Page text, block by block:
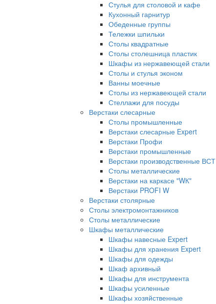
Стулья для столовой и кафе
Кухонный гарнитур
Обеденные группы
Тележки шпильки
Столы квадратные
Столы столешница пластик
Шкафы из нержавеющей стали
Столы и стулья эконом
Ванны моечные
Столы из нержавеющей стали
Стеллажи для посуды
Верстаки слесарные
Столы промышленные
Верстаки слесарные Expert
Верстаки Профи
Верстаки промышленные
Верстаки производственные ВСТ
Столы металлические
Верстаки на каркасе "WК"
Верстаки PROFI W
Верстаки столярные
Столы электромонтажников
Столы металлические
Шкафы металлические
Шкафы навесные Expert
Шкафы для хранения Expert
Шкафы для одежды
Шкаф архивный
Шкафы для инструмента
Шкафы усиленные
Шкафы хозяйственные